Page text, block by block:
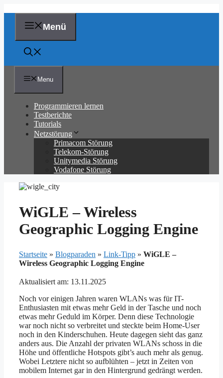
Inhalt
springen
Menü
Menu
Programmieren lernen
Testberichte
Tutorials
Netzstörung
Primacom Störung
Telekom-Störung
Unitymedia Störung
Vodafone Störung
WiGLE – Wireless
Geographic Logging Engine
Startseite » Blogparaden » Link-Tipp » WiGLE –
Wireless Geographic Logging Engine
Aktualisiert am: 13.11.2025
Noch vor einigen Jahren waren WLANs was für IT-
Enthusiasten mit etwas mehr Geld in der Tasche und noch
etwas mehr Geduld im Körper. Denn diese Technologie
war noch nicht so verbreitet und steckte beim Home-User
noch in den Kinderschuhen. Heute dagegen sieht das ganz
anders aus. Die Anzahl der privaten WLANs schoss in die
Höhe und öffentliche Hotspots gibt’s auch mehr als genug.
Wobei Letztere nicht so aufblühten – jetzt in Zeiten von
mobilem Internet gar in den Hintergrund gedrängt werden.